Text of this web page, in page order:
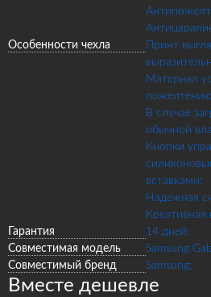
Особенности чехла
Принт
Материал
В случае
обычной
Кнопки
вставками;
Надежная
Гарантия
14 дней;
Совместимая модель
Samsung
Совместимый бренд
Samsung;
Вместе дешевле